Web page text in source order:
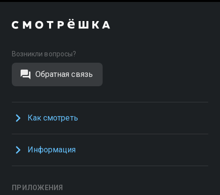
Возникли вопросы?
Обратная связь
Как смотреть
Информация
ПРИЛОЖЕНИЯ